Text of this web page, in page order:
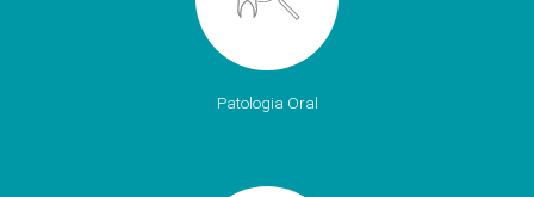
Patologia Oral